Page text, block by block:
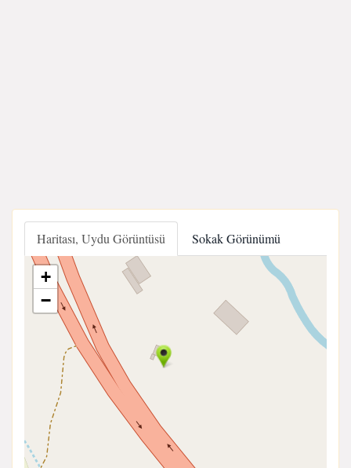
Haritası, Uydu Görüntüsü Sokak Görünümü
+
−